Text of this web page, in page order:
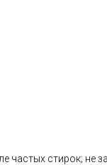
стирок; не